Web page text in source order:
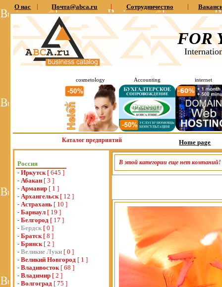
О нас Почта@abca.ru Сотрудничество
FOR
cosmetology Accounting internet
Каталог предприятий Home page
Россия
- Иркутск[ 645 ]
- Абакан [ 3 ]
- Армавир [ 1 ]
- Архангельск[ 12 ]
- Астрахань [ 10 ]
- Барнаул [ 19 ]
- Белгород [ 17 ]
- Бердск [ 0 ]
- Братск[ 8 ]
- Брянск[ 2 ]
- Великие Луки [ 0 ]
- Великий Новгород [ 1 ]
- Владивосток[ 68 ]
- Владимир [ 2 ]
- Волгоград [ 75 ]
В этой категории еще нет